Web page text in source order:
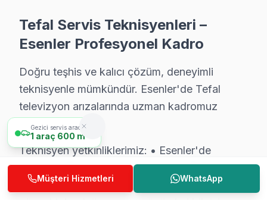
• Esenler'de WhatsApp üzerinden de destek
• Esenler genelinde aynı gün Tefal televizyon servisi
• Esenler'ye belirlenen saatte Tefal uzmanı
Esenler Yerinde Servis Detayları: Esenler'de Tefal
Esenler Otogarı, Davutpaşa, Turgut Reis
Ücretsiz ön teşhis hakkınız var. 0850 811 14 36
Esenler Tefal Televizyon Servisi İçin
Esenler'de Tefal marka televizyonunuz
Tefal Servis Teknisyenleri –
Esenler Profesyonel Kadro
Doğru teşhis ve kalıcı çözüm, deneyimli
teknisyenle mümkündür. Esenler'de Tefal
televizyon arızalarında uzman kadromuz
yanınızda.
Teknisyen yetkinliklerimiz: • Esenler'de
ortalama 10+ yıl sektör deneyimi • Tefal özel
sertifika ve eğitimler • Esenler servisimizde
Gezici servis aracımız
1 araç 600 m
Müşteri Hizmetleri WhatsApp